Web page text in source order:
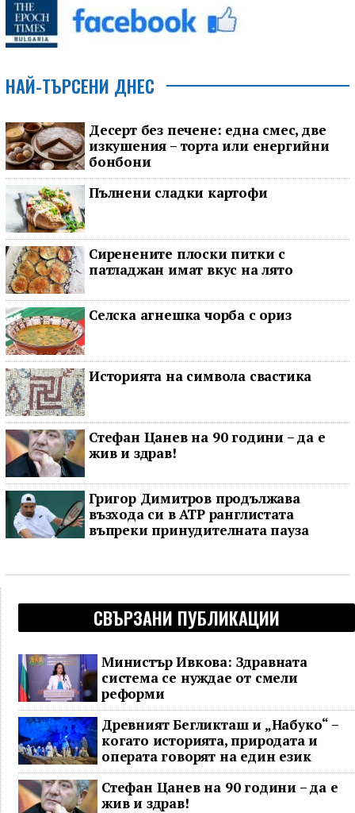
НАЙ-ТЪРСЕНИ ДНЕС
Десерт без печене: една смес, две
изкушения – торта или енергийни
бонбони
Пълнени сладки картофи
Сиренените плоски питки с
патладжан имат вкус на лято
Селска агнешка чорба с ориз
Историята на символа свастика
Стефан Цанев на 90 години – да е
жив и здрав!
Григор Димитров продължава
възхода си в ATP ранглистата
въпреки принудителната пауза
СВЪРЗАНИ ПУБЛИКАЦИИ
Министър Ивкова: Здравната
система се нуждае от смели
реформи
Древният Бегликташ и „Набуко“ –
когато историята, природата и
операта говорят на един език
Стефан Цанев на 90 години – да е
жив и здрав!